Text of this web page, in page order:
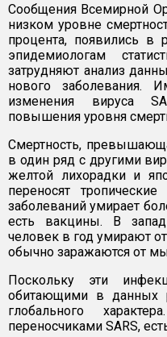
Сообщения Всемирной
низком уровне
процента, появились в
эпидемиологам
затрудняют анализ
нового заболевания.
изменения вируса
повышения уровня
Смертность,
в один ряд с другими
желтой лихорадки и
переносят
заболеваний умирает
есть вакцины. В
человек в год умирают
обычно заражаются от
Поскольку эти
обитающими в данных
глобального
переносчиками SARS,